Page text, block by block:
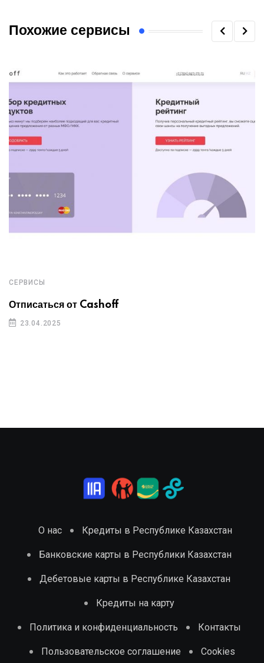
Похожие сервисы
СЕРВИСЫ
Отписаться от Cashoff
23.04.2025
О нас Кредиты в Республике Казахстан
Банковские карты в Республики Казахстан
Дебетовые карты в Республике Казахстан
Кредиты на карту
Политика и конфиденциальность Контакты
Пользовательское соглашение Cookies